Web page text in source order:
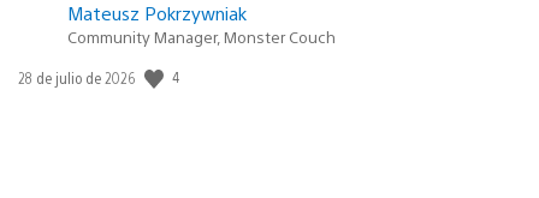
Mateusz Pokrzywniak
Community Manager, Monster Couch
Fecha
28 de julio de 2026 4